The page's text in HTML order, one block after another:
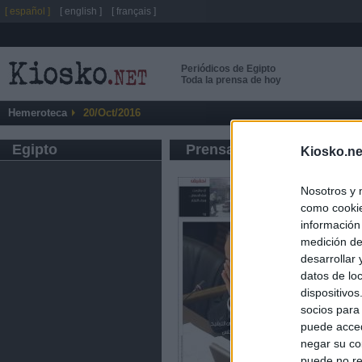
Nosotros y
como
medición
desarrollar
datos de
socios
puede
negar su
Periódicos de Egipto
Toda la prensa de hoy
Hemeroteca 20/Oct/2016
Egipto Prensa de Información
[ español ] [ english ] [ français ]